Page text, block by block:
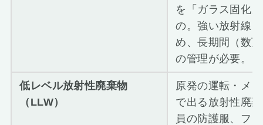
を「ガラス固化
の。強い放射線
め、長期間（数
の管理が必要。
低レベル放射性廃棄物
（LLW）
原発の運転・メ
で出る放射性廃
員の防護服、フ